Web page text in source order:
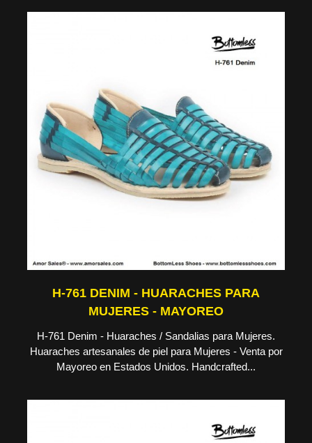
H-761 DENIM - HUARACHES PARA
MUJERES - MAYOREO
H-761 Denim - Huaraches / Sandalias para Mujeres.
Huaraches artesanales de piel para Mujeres - Venta por
Mayoreo en Estados Unidos. Handcrafted...